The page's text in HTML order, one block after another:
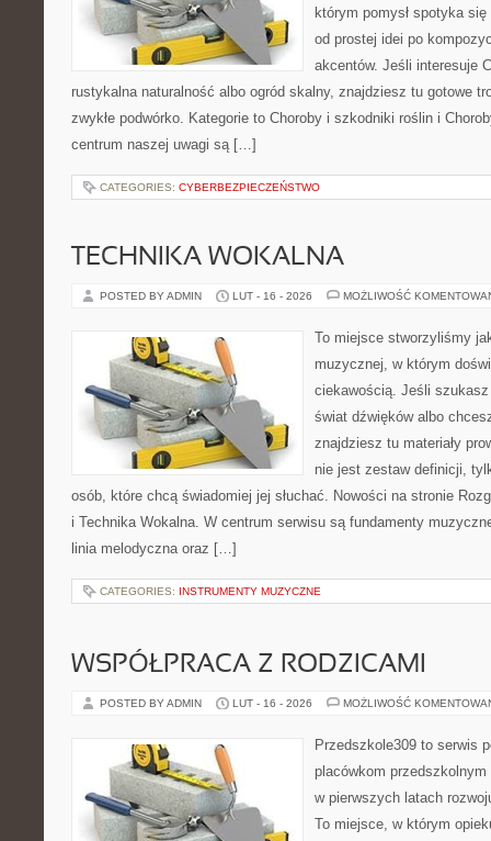
którym pomysł spotyka
od prostej idei po
akcentów. Jeśli interesuje
rustykalna naturalność albo ogród skalny, znajdziesz tu gotowe
zwykłe podwórko. Kategorie to Choroby i szkodniki roślin i
centrum naszej uwagi są […]
CATEGORIES: CYBERBEZPIECZEŃSTWO
TECHNIKA WOKALNA
POSTED BY ADMIN LUT - 16 - 2026 MOŻLIWOŚĆ
To miejsce stworzyliśmy
muzycznej, w którym
ciekawością. Jeśli
świat dźwięków albo
znajdziesz tu materiały
nie jest zestaw definicji,
osób, które chcą świadomiej jej słuchać. Nowości na stronie
i Technika Wokalna. W centrum serwisu są fundamenty
linia melodyczna oraz […]
CATEGORIES: INSTRUMENTY MUZYCZNE
WSPÓŁPRACA Z RODZICAMI
POSTED BY ADMIN LUT - 16 - 2026 MOŻLIWOŚĆ
Przedszkole309 to serwis
placówkom
w pierwszych latach
To miejsce, w którym